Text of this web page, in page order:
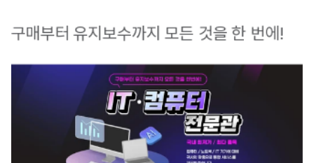
구매부터 유지보수까지 모든 것을 한 번에!